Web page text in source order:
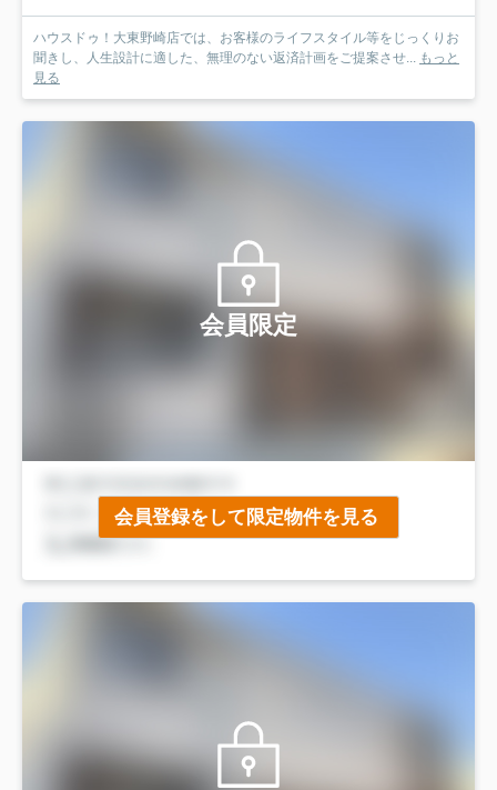
ハウスドゥ！大東野崎店では、お客様のライフスタイル等をじっくりお
聞きし、人生設計に適した、無理のない返済計画をご提案させ... もっと
見る
会員限定
会員登録をして限定物件を見る